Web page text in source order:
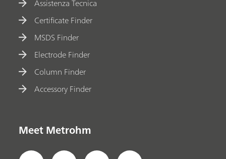
Assistenza Tecnica
Certificate Finder
MSDS Finder
Electrode Finder
Column Finder
Accessory Finder
Meet Metrohm